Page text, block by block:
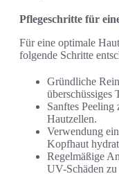
Pflegeschritte für
Für eine optimale
folgende Schritte
Gründliche
überschüssiges
Sanftes Peeling
Hautzellen.
Verwendung
Kopfhaut
Regelmäßige
UV-Schäden zu